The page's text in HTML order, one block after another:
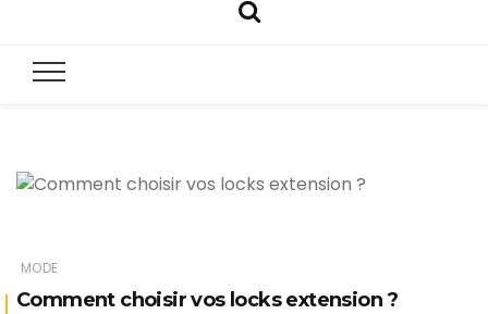
MODE
Comment choisir vos locks extension ?